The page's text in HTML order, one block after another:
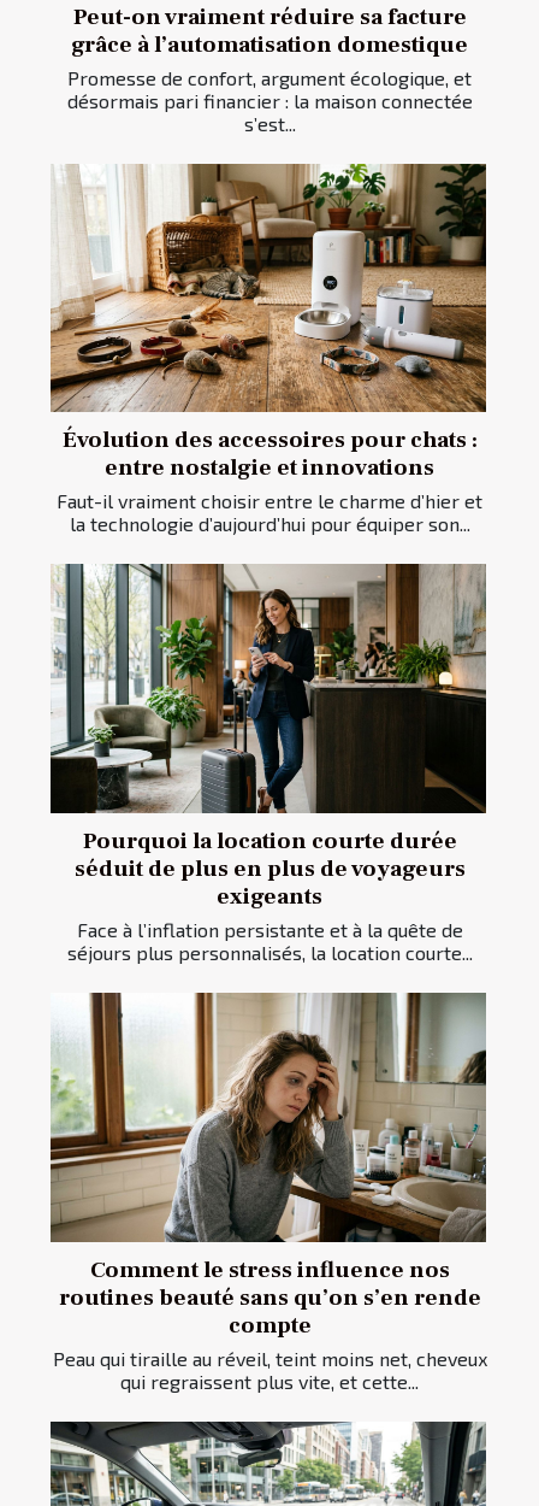
Peut-on vraiment réduire sa facture
grâce à l’automatisation domestique
Promesse de confort, argument écologique, et
désormais pari financier : la maison connectée
s’est...
Évolution des accessoires pour chats :
entre nostalgie et innovations
Faut-il vraiment choisir entre le charme d’hier et
la technologie d’aujourd’hui pour équiper son...
Pourquoi la location courte durée
séduit de plus en plus de voyageurs
exigeants
Face à l’inflation persistante et à la quête de
séjours plus personnalisés, la location courte...
Comment le stress influence nos
routines beauté sans qu’on s’en rende
compte
Peau qui tiraille au réveil, teint moins net, cheveux
qui regraissent plus vite, et cette...